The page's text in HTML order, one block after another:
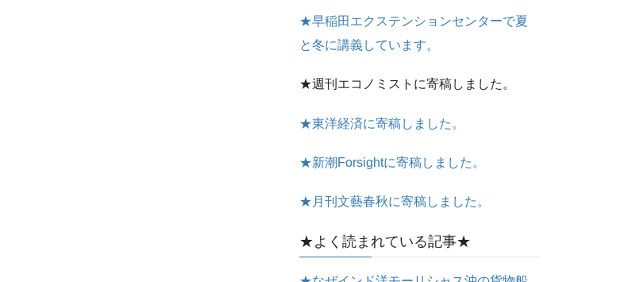
★早稲田エクステンションセンターで夏
と冬に講義しています。
★週刊エコノミストに寄稿しました。
★東洋経済に寄稿しました。
★新潮Forsightに寄稿しました。
★月刊文藝春秋に寄稿しました。
★よく読まれている記事★